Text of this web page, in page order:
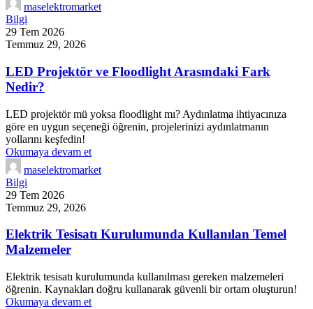
maselektromarket
Bilgi
29 Tem 2026
Temmuz 29, 2026
LED Projektör ve Floodlight Arasındaki Fark
Nedir?
LED projektör mü yoksa floodlight mı? Aydınlatma ihtiyacınıza
göre en uygun seçeneği öğrenin, projelerinizi aydınlatmanın
yollarını keşfedin!
Okumaya devam et
maselektromarket
Bilgi
29 Tem 2026
Temmuz 29, 2026
Elektrik Tesisatı Kurulumunda Kullanılan Temel
Malzemeler
Elektrik tesisatı kurulumunda kullanılması gereken malzemeleri
öğrenin. Kaynakları doğru kullanarak güvenli bir ortam oluşturun!
Okumaya devam et